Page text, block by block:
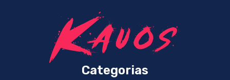
Categorias